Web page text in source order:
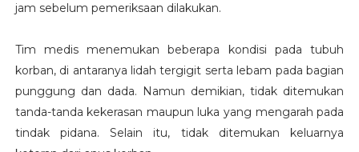
jam sebelum pemeriksaan dilakukan.
Tim medis menemukan beberapa kondisi pada tubuh
korban, di antaranya lidah tergigit serta lebam pada bagian
punggung dan dada. Namun demikian, tidak ditemukan
tanda-tanda kekerasan maupun luka yang mengarah pada
tindak pidana. Selain itu, tidak ditemukan keluarnya